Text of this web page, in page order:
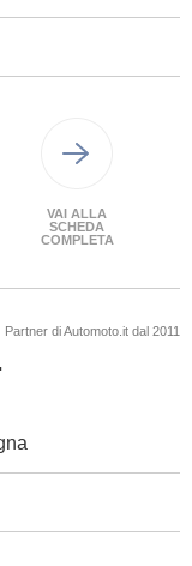
VAI ALLA
SCHEDA
COMPLETA
Partner di Automoto.it dal 2011